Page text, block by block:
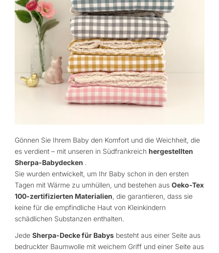
Gönnen Sie Ihrem Baby den Komfort und die Weichheit, die
es verdient – mit unseren in Südfrankreich hergestellten
Sherpa-Babydecken .
Sie wurden entwickelt, um Ihr Baby schon in den ersten
Tagen mit Wärme zu umhüllen, und bestehen aus Oeko-Tex
100-zertifizierten Materialien , die garantieren, dass sie
keine für die empfindliche Haut von Kleinkindern
schädlichen Substanzen enthalten.
Jede Sherpa-Decke für Babys besteht aus einer Seite aus
bedruckter Baumwolle mit weichem Griff und einer Seite aus